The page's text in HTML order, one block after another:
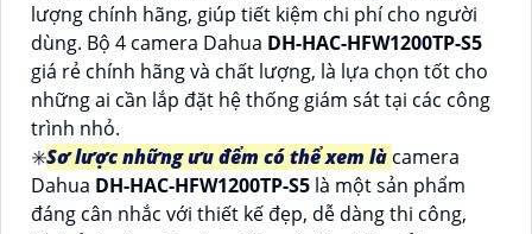
lượng chính hãng, giúp tiết kiệm chi phí cho người
dùng. Bộ 4 camera Dahua DH-HAC-HFW1200TP-S5
giá rẻ chính hãng và chất lượng, là lựa chọn tốt cho
những ai cần lắp đặt hệ thống giám sát tại các công
trình nhỏ.
✳️Sơ lược những ưu đểm có thể xem là camera
Dahua DH-HAC-HFW1200TP-S5 là một sản phẩm
đáng cân nhắc với thiết kế đẹp, dễ dàng thi công,